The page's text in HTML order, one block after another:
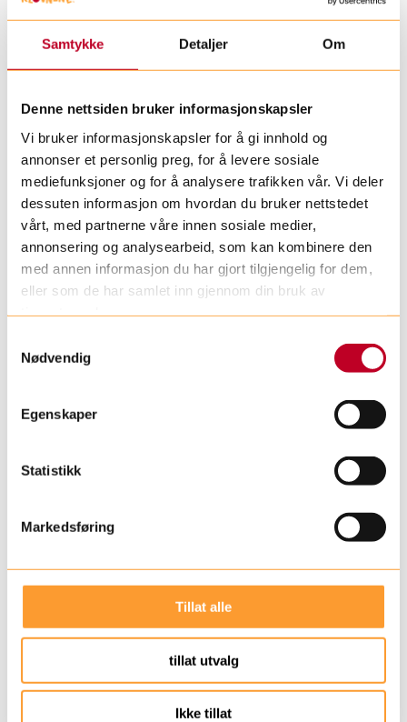
Samtykke Detaljer Om
Denne nettsiden bruker informasjonskapsler
Vi bruker informasjonskapsler for å gi innhold og
annonser et personlig preg, for å levere sosiale
mediefunksjoner og for å analysere trafikken vår. Vi deler
dessuten informasjon om hvordan du bruker nettstedet
vårt, med partnerne våre innen sosiale medier,
annonsering og analysearbeid, som kan kombinere den
med annen informasjon du har gjort tilgjengelig for dem,
eller som de har samlet inn gjennom din bruk av
Nødvendig
Egenskaper
Statistikk
Markedsføring
Tillat alle
tillat utvalg
Ikke tillat
Skuespilleren bak klovnen
Torunn Fisketjøn
siden 2011 og er en av våre faste
ved Haukeland og Haugesund sykehus.
Bruford College i London og har også en
BA i pedagogikk fra UiB. I tillegg til å være
Teatertigrene, en teatergruppe for
Tilbake til klovnene